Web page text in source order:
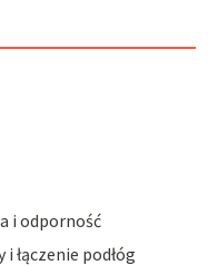
i odporność
łączenie podłóg